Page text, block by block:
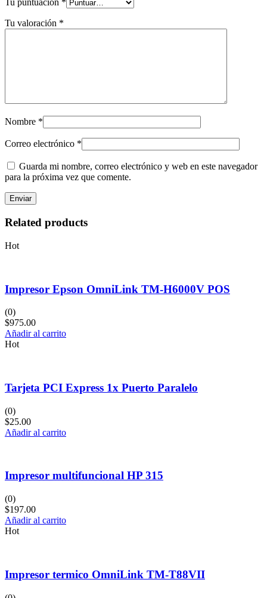
Tu puntuación *
Tu valoración *
Nombre *
Correo electrónico *
Guarda mi nombre, correo electrónico y web en este navegador
para la próxima vez que comente.
Related products
Hot
Impresor Epson OmniLink TM-H6000V POS
(0)
$975.00
Añadir al carrito
Hot
Tarjeta PCI Express 1x Puerto Paralelo
(0)
$25.00
Añadir al carrito
Impresor multifuncional HP 315
(0)
$197.00
Añadir al carrito
Hot
Impresor termico OmniLink TM-T88VII